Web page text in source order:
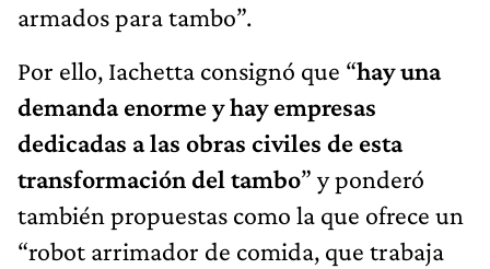
armados para tambo”.
Por ello, Iachetta consignó que “hay una
demanda enorme y hay empresas
dedicadas a las obras civiles de esta
transformación del tambo” y ponderó
también propuestas como la que ofrece un
“robot arrimador de comida, que trabaja